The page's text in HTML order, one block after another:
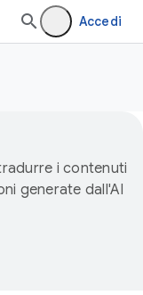
Accedi
i contenuti
generate dall'AI